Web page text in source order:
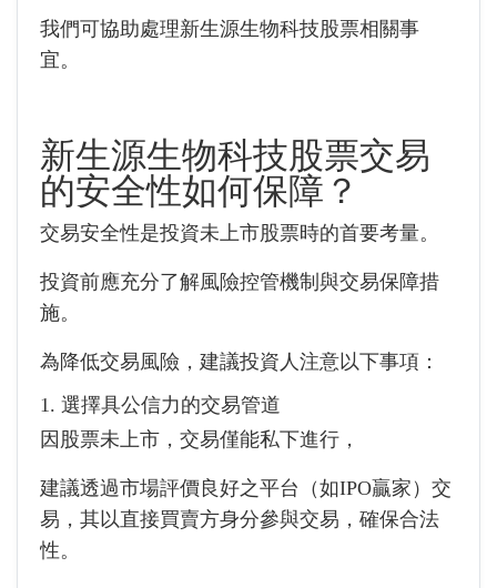
我們可協助處理新生源生物科技股票相關事
宜。
新生源生物科技股票交易
的安全性如何保障？
交易安全性是投資未上市股票時的首要考量。
投資前應充分了解風險控管機制與交易保障措
施。
為降低交易風險，建議投資人注意以下事項：
1. 選擇具公信力的交易管道
因股票未上市，交易僅能私下進行，
建議透過市場評價良好之平台（如IPO贏家）交
易，其以直接買賣方身分參與交易，確保合法
性。